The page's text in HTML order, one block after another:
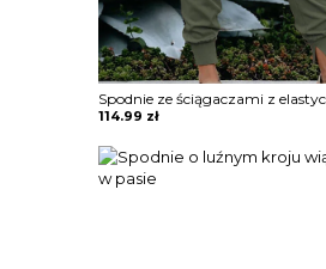
114.99 zł